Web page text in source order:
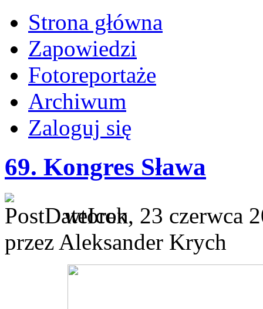
Strona główna
Zapowiedzi
Fotoreportaże
Archiwum
Zaloguj się
69. Kongres Sława
wtorek, 23 czerwca
przez Aleksander Krych